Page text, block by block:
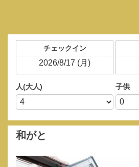
チェックイン
人(大人) 子供
和がと